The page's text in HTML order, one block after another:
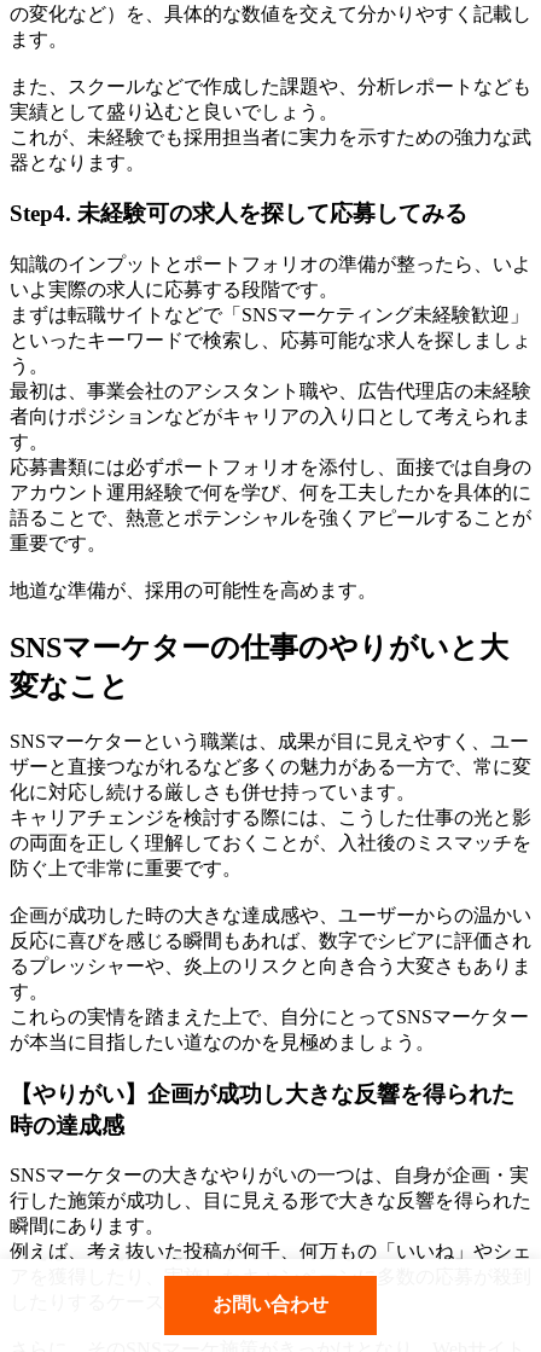
の変化など）を、具体的な数値を交えて分かりやすく記載し
ます。
また、スクールなどで作成した課題や、分析レポートなども
実績として盛り込むと良いでしょう。
これが、未経験でも採用担当者に実力を示すための強力な武
器となります。
Step4. 未経験可の求人を探して応募してみる
知識のインプットとポートフォリオの準備が整ったら、いよ
いよ実際の求人に応募する段階です。
まずは転職サイトなどで「SNSマーケティング未経験歓迎」
といったキーワードで検索し、応募可能な求人を探しましょ
う。
最初は、事業会社のアシスタント職や、広告代理店の未経験
者向けポジションなどがキャリアの入り口として考えられま
す。
応募書類には必ずポートフォリオを添付し、面接では自身の
アカウント運用経験で何を学び、何を工夫したかを具体的に
語ることで、熱意とポテンシャルを強くアピールすることが
重要です。
地道な準備が、採用の可能性を高めます。
SNSマーケターの仕事のやりがいと大
変なこと
SNSマーケターという職業は、成果が目に見えやすく、ユー
ザーと直接つながれるなど多くの魅力がある一方で、常に変
化に対応し続ける厳しさも併せ持っています。
キャリアチェンジを検討する際には、こうした仕事の光と影
の両面を正しく理解しておくことが、入社後のミスマッチを
防ぐ上で非常に重要です。
企画が成功した時の大きな達成感や、ユーザーからの温かい
反応に喜びを感じる瞬間もあれば、数字でシビアに評価され
るプレッシャーや、炎上のリスクと向き合う大変さもありま
す。
これらの実情を踏まえた上で、自分にとってSNSマーケター
が本当に目指したい道なのかを見極めましょう。
【やりがい】企画が成功し大きな反響を得られた
時の達成感
SNSマーケターの大きなやりがいの一つは、自身が企画・実
行した施策が成功し、目に見える形で大きな反響を得られた
瞬間にあります。
例えば、考え抜いた投稿が何千、何万もの「いいね」やシェ
アを獲得したり、実施したキャンペーンに多数の応募が殺到
したりするケースです。お問い合わせ